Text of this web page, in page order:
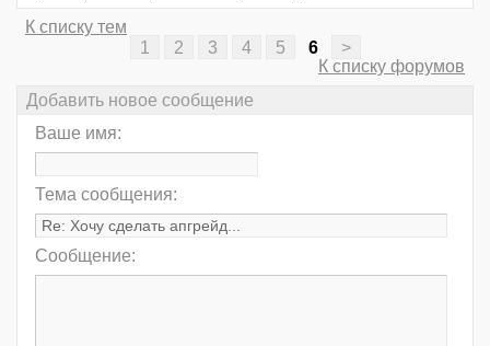
К списку тем
1
2 3 4 5 6
>
К списку форумов
Добавить новое сообщение
Ваше имя:
Тема сообщения:
Сообщение: